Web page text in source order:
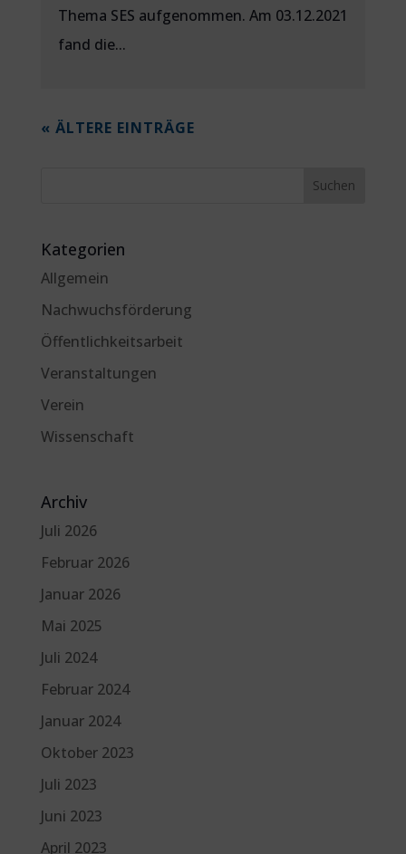
Thema SES aufgenommen. Am 03.12.2021
fand die...
« ÄLTERE EINTRÄGE
Kategorien
Allgemein
Nachwuchsförderung
Öffentlichkeitsarbeit
Veranstaltungen
Verein
Wissenschaft
Archiv
Juli 2026
Februar 2026
Januar 2026
Mai 2025
Juli 2024
Februar 2024
Januar 2024
Oktober 2023
Juli 2023
Juni 2023
April 2023